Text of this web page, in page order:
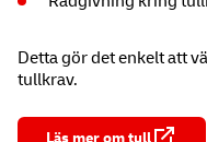
Detta gör det enkelt att
tullkrav.
Läs mer om tull